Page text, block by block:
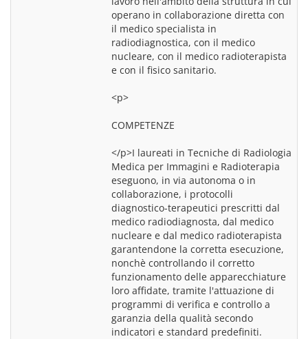
operano in collaborazione diretta con
il medico specialista in
radiodiagnostica, con il medico
nucleare, con il medico radioterapista
e con il fisico sanitario.
<p>
COMPETENZE
</p>I laureati in Tecniche di Radiologia
Medica per Immagini e Radioterapia
eseguono, in via autonoma o in
collaborazione, i protocolli
diagnostico-terapeutici prescritti dal
medico radiodiagnosta, dal medico
nucleare e dal medico radioterapista
garantendone la corretta esecuzione,
nonchè controllando il corretto
funzionamento delle apparecchiature
loro affidate, tramite l'attuazione di
programmi di verifica e controllo a
garanzia della qualità secondo
indicatori e standard predefiniti.